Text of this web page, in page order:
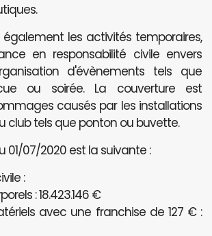
également les activités temporaires,
en responsabilité civile envers
d'évènements tels que
ou soirée. La couverture est
causés par les installations
club tels que ponton ou buvette.
01/07/2020 est la suivante :
:
: 18.423.146 €
avec une franchise de 127 € :